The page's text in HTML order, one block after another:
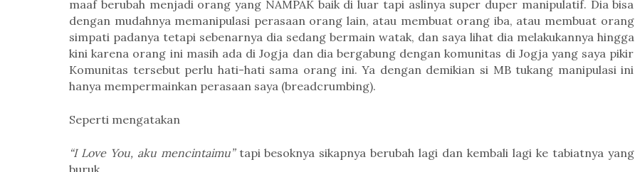
maaf berubah menjadi orang yang NAMPAK baik di luar tapi aslinya super duper manipulatif. Dia bisa
dengan mudahnya memanipulasi perasaan orang lain, atau membuat orang iba, atau membuat orang
simpati padanya tetapi sebenarnya dia sedang bermain watak, dan saya lihat dia melakukannya hingga
kini karena orang ini masih ada di Jogja dan dia bergabung dengan komunitas di Jogja yang saya pikir
Komunitas tersebut perlu hati-hati sama orang ini. Ya dengan demikian si MB tukang manipulasi ini
hanya mempermainkan perasaan saya (breadcrumbing).
Seperti mengatakan
“I Love You, aku mencintaimu”tapi besoknya sikapnya berubah lagi dan kembali lagi ke tabiatnya yang
buruk